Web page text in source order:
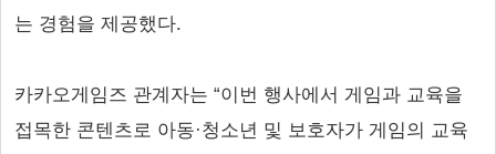
는 경험을 제공했다.
카카오게임즈 관계자는 “이번 행사에서 게임과 교육을
접목한 콘텐츠로 아동·청소년 및 보호자가 게임의 교육